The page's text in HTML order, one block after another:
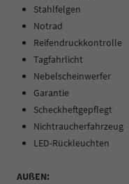
Stahlfelgen
Notrad
Reifendruckkontrolle
Tagfahrlicht
Nebelscheinwerfer
Garantie
Scheckheftgepflegt
Nichtraucherfahrzeug
LED-Rückleuchten
AUßEN: